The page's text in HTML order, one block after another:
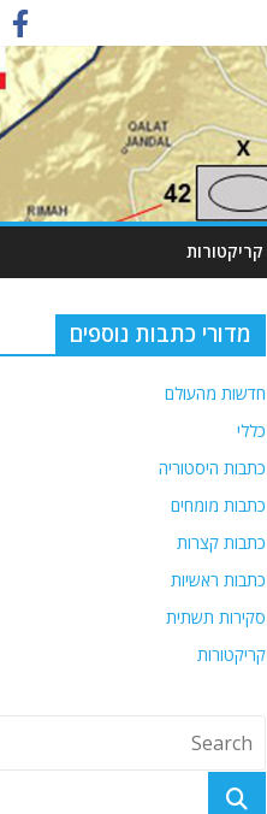
קריקטורות
מדורי כתבות נוספים
חדשות מהעולם
כללי
כתבות היסטוריה
כתבות מומחים
כתבות קצרות
כתבות ראשיות
סקירות תשתית
קריקטורות